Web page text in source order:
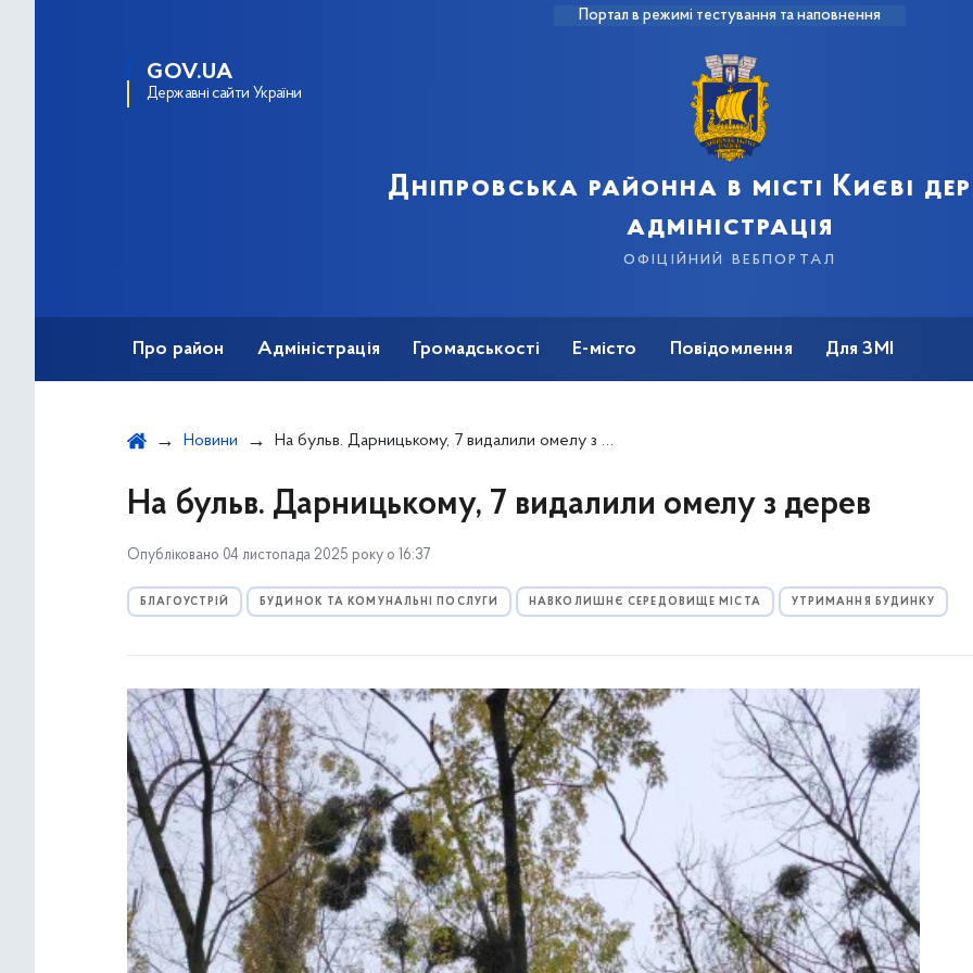
Портал в режимі тестування та наповнення
GOV.UA
Державні сайти України
Дніпровська районна в місті Києві
адміністрація
офіційний вебпортал
Про район Адміністрація Громадськості Е-місто Повідомлення Для ЗМІ
Новини На бульв. Дарницькому, 7 видалили омелу з дерев
На бульв. Дарницькому, 7 видалили омелу з дерев
Опубліковано 04 листопада 2025 року о 16:37
БЛАГОУСТРІЙ БУДИНОК ТА КОМУНАЛЬНІ ПОСЛУГИ НАВКОЛИШНЄ СЕРЕДОВИЩЕ МІСТА УТРИМАННЯ БУДИНКУ